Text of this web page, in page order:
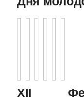
XII